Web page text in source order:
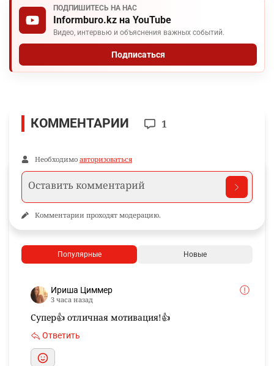
ПОДПИШИТЕСЬ НА НАС
Informburo.kz на YouTube
Видео, интервью и объяснения важных событий.
Подписаться
КОММЕНТАРИИ 1
Необходимо авторизоваться
Комментарии проходят модерацию.
Популярные Новые
Ириша Циммер
3 часа назад
Супер👍 отличная мотивация!👍
Ответить